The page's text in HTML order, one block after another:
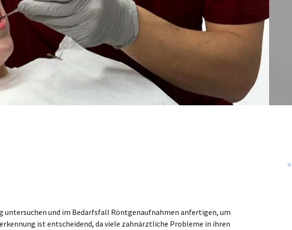
und im Bedarfsfall Röntgenaufnahmen anfertigen, um
ist entscheidend, da viele zahnärztliche Probleme in ihren